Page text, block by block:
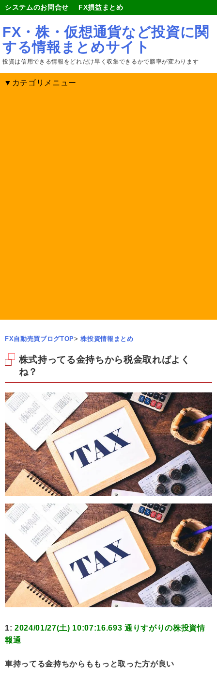
システムのお問合せ FX損益まとめ
FX・株・仮想通貨など投資に関
する情報まとめサイト
投資は信用できる情報をどれだけ早く収集できるかで勝率が変わります
▼カテゴリメニュー
FX自動売買ブログTOP> 株投資情報まとめ
株式持ってる金持ちから税金取ればよく
ね？
1: 2024/01/27(土) 10:07:16.693 通りすがりの株投資情
報通
車持ってる金持ちからももっと取った方が良い